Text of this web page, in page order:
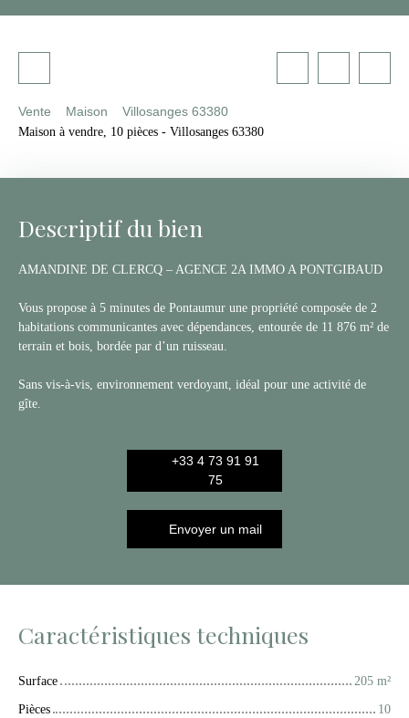
Vente Maison
Villosanges 63380
Maison à vendre, 10 pièces - Villosanges 63380
Descriptif du bien
AMANDINE DE CLERCQ – AGENCE 2A IMMO A PONTGIBAUD
Vous propose à 5 minutes de Pontaumur une propriété composée de 2
habitations communicantes avec dépendances, entourée de 11 876 m² de
terrain et bois, bordée par d’un ruisseau.
Sans vis-à-vis, environnement verdoyant, idéal pour une activité de
gîte.
+33 4 73 91 91
75
Envoyer un mail
Caractéristiques techniques
Surface 205 m²
Pièces
10